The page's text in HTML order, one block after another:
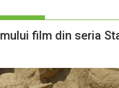
film din seria